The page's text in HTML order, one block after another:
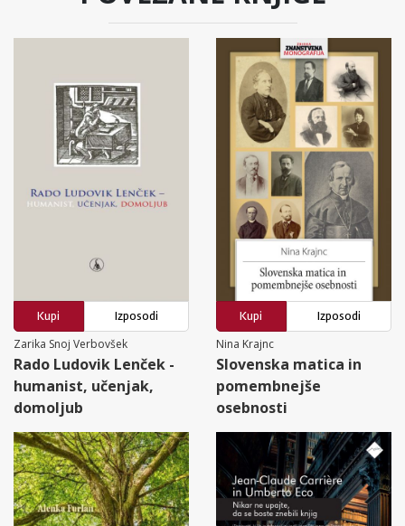
Kupi
Izposodi
Zarika Snoj Verbovšek
Rado Ludovik Lenček -
humanist, učenjak,
domoljub
Kupi
Izposodi
Nina Krajnc
Slovenska matica in
pomembnejše
osebnosti